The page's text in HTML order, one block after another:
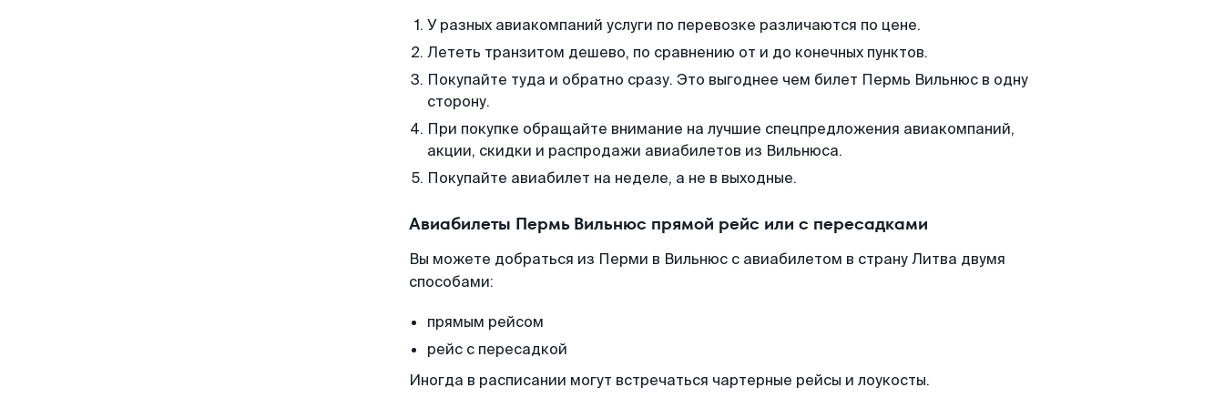
У разных авиакомпаний услуги по перевозке различаются по цене.
Лететь транзитом дешево, по сравнению от и до конечных пунктов.
Покупайте туда и обратно сразу. Это выгоднее чем билет Пермь Вильнюс в одну
сторону.
При покупке обращайте внимание на лучшие спецпредложения авиакомпаний,
акции, скидки и распродажи авиабилетов из Вильнюса.
Покупайте авиабилет на неделе, а не в выходные.
Авиабилеты Пермь Вильнюс прямой рейс или с пересадками
Вы можете добраться из Перми в Вильнюс с авиабилетом в страну Литва двумя
способами:
прямым рейсом
рейс с пересадкой
Иногда в расписании могут встречаться чартерные рейсы и лоукосты.